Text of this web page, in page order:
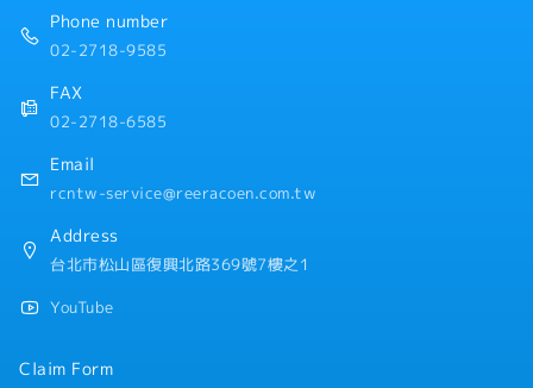
・優於勞基法的休假
・三節電子禮券
・員工旅遊
・在職教育訓練、新人完善教育訓練
Phone number
02-2718-9585
FAX
02-2718-6585
Email
rcntw-service@reeracoen.com.tw
Address
台北市松山區復興北路369號7樓之1
YouTube
Claim Form